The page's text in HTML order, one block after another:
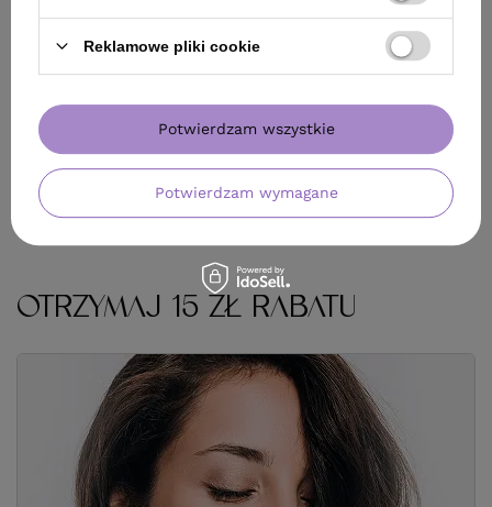
OTRZYMAJ 15 ZŁ RABATU
Reklamowe pliki cookie
Potwierdzam wymagane
Potwierdzam wszystkie